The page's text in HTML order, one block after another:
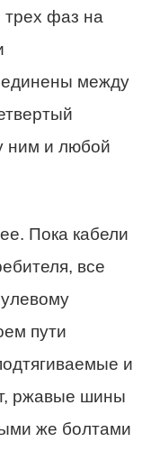
фаз на
между
ним и любой
Пока кабели
все
пути
и
ржавые шины
же болтами